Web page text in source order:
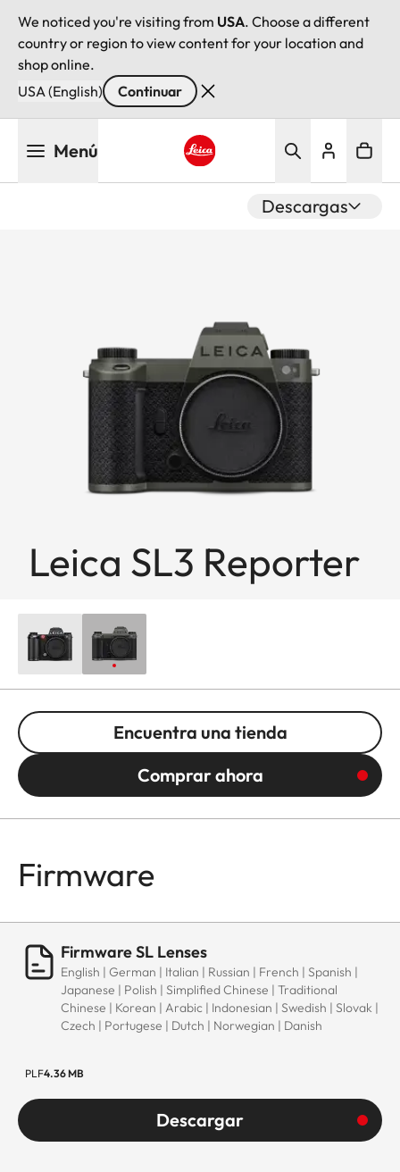
We noticed you're visiting from USA. Choose a different
country or region to view content for your location and
shop online.
USA (English)
Continuar
Menú
Descargas
Leica SL3 Reporter
Encuentra una tienda
Comprar ahora
Firmware
Firmware SL Lenses
English | German | Italian | Russian | French | Spanish |
Japanese | Polish | Simplified Chinese | Traditional
Chinese | Korean | Arabic | Indonesian | Swedish | Slovak |
Czech | Portugese | Dutch | Norwegian | Danish
PLF4.36 MB
Descargar